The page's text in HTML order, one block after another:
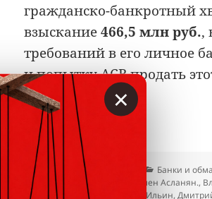
гражданско-банкротный
взыскание466,5 млн руб.,
требований в его личное
и попытку АСВ продать
торгах.
Опубликовано
06.07.2026 Рубрики
Банки и
Кальянов
Али Арсланов Армен Асланян.,
Джавад Фарманов
Дмитрий Ильин,
×